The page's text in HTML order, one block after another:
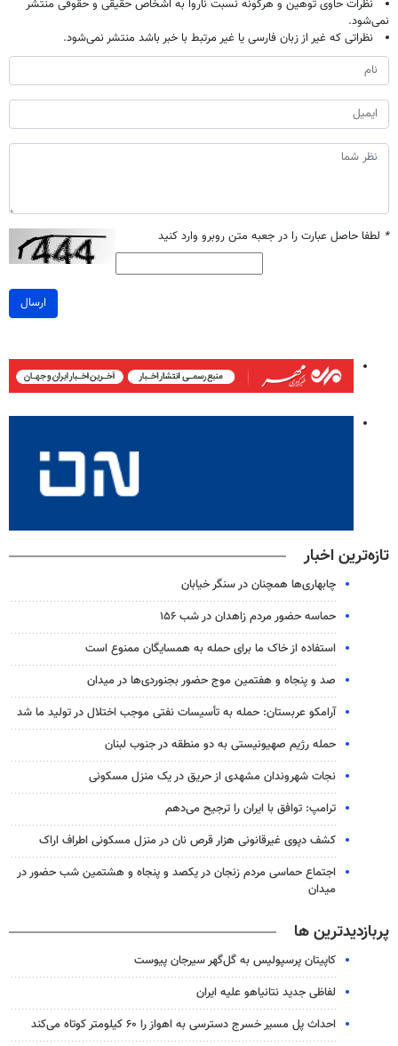
نظرات حاوی توهین و هرگونه نسبت ناروا به اشخاص حقیقی و حقوقی منتشر
نمی‌شود.
نظراتی که غیر از زبان فارسی یا غیر مرتبط با خبر باشد منتشر نمی‌شود.
* لطفا حاصل عبارت را در جعبه متن روبرو وارد کنید
ارسال
تازه‌ترین اخبار
چابهاری‌ها همچنان در سنگر خیابان
حماسه حضور مردم زاهدان در شب ۱۵۶
استفاده از خاک ما برای حمله به همسایگان ممنوع است
صد و پنجاه و هفتمین موج حضور بجنوردی‌ها در میدان
آرامکو عربستان: حمله به تأسیسات نفتی موجب اختلال در تولید ما شد
حمله رژیم صهیونیستی به دو منطقه در جنوب لبنان
نجات شهروندان مشهدی از حریق در یک منزل مسکونی
ترامپ: توافق با ایران را ترجیح می‌دهم
کشف دپوی غیرقانونی هزار قرص نان در منزل مسکونی اطراف اراک
اجتماع حماسی مردم زنجان در یکصد و پنجاه و هشتمین شب حضور در
میدان
پربازدیدترین ها
کاپیتان پرسپولیس به گل‌گهر سیرجان پیوست
لفاظی جدید نتانیاهو علیه ایران
احداث پل مسیر خسرج دسترسی به اهواز را ۶۰ کیلومتر کوتاه می‌کند